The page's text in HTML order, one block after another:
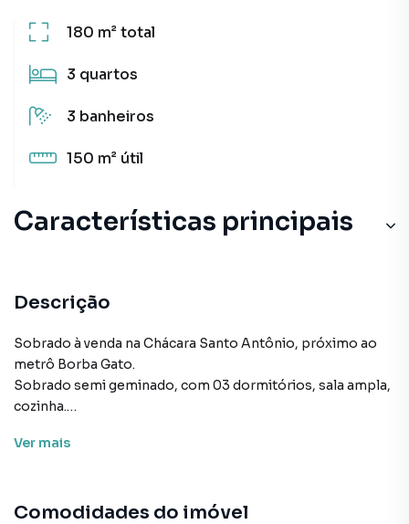
180 m²total
3 quartos
3 banheiros
150 m² útil
Características principais
Descrição
Sobrado à venda na Chácara Santo Antônio, próximo ao
metrô Borba Gato.
Sobrado semi geminado, com 03 dormitórios, sala ampla,
cozinha.
coberta.
Sobrado para Venda em região valorizada do bairro
Ver mais
Comodidades do imóvel